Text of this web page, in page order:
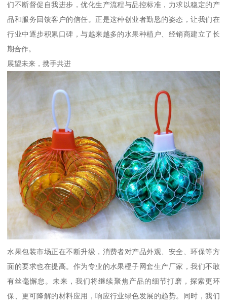
们不断督促自我进步，优化生产流程与品控标准，力求以稳定的产
品和服务回馈客户的信任。正是这种创业者勤恳的姿态，让我们在
行业中逐步积累口碑，与越来越多的水果种植户、经销商建立了长
期合作。
展望未来，携手共进
水果包装市场正在不断升级，消费者对产品外观、安全、环保等方
面的要求也在提高。作为专业的水果橙子网套生产厂家，我们不敢
有丝毫懈怠。未来，我们将继续聚焦产品的细节打磨，探索更环
保、更可降解的材料应用，响应行业绿色发展的趋势。同时，我们